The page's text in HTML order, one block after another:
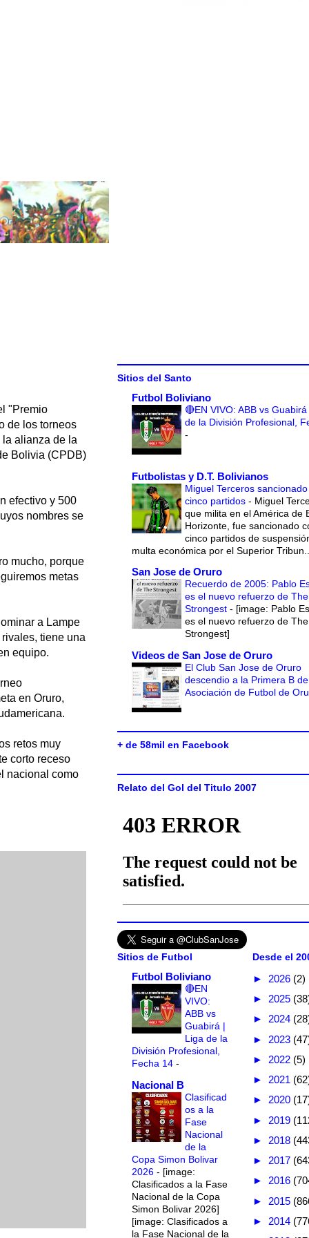
"Premio
de los torneos
alianza de la
Bolivia (CPDB)
efectivo y 500
nombres se
mucho, porque
metas
a Lampe
tiene una
equipo.
en Oruro,
retos muy
corto receso
nacional como
Sitios del Santo
Futbol Boliviano
🔴EN VIVO: ABB vs
de la División Profesional,
-
Futbolistas y D.T. Bolivianos
Miguel Terceros
cinco partidos - Miguel
que milita en el América de
Horizonte, fue sancionado
cinco partidos de
multa económica por el Superior
San Jose de Oruro
Recuerdo de 2005: Pablo
es el nuevo refuerzo de The
Strongest - [image: Pablo
es el nuevo refuerzo de The
Strongest]
Videos de San Jose de Oruro
El Club San Jose de Oruro
descendio a la Primera B
Asociación de Futbol de
+ de 58mil en Facebook
Relato del Gol del Titulo 2007
Sitios de Futbol
Futbol Boliviano
🔴EN
VIVO:
ABB vs
Guabirá |
Liga de la
División Profesional,
Fecha 14 -
Nacional B
Clasificad
os a la
Fase
Nacional
de la
Copa Simon Bolivar
2026 - [image:
Clasificados a la Fase
Nacional de la Copa
Simon Bolivar 2026]
[image: Clasificados a
la Fase Nacional de la
Desde el
► 2026 (2)
► 2025
► 2024
► 2023
► 2022 (5)
► 2021
► 2020
► 2019
► 2018
► 2017
► 2016
► 2015
► 2014